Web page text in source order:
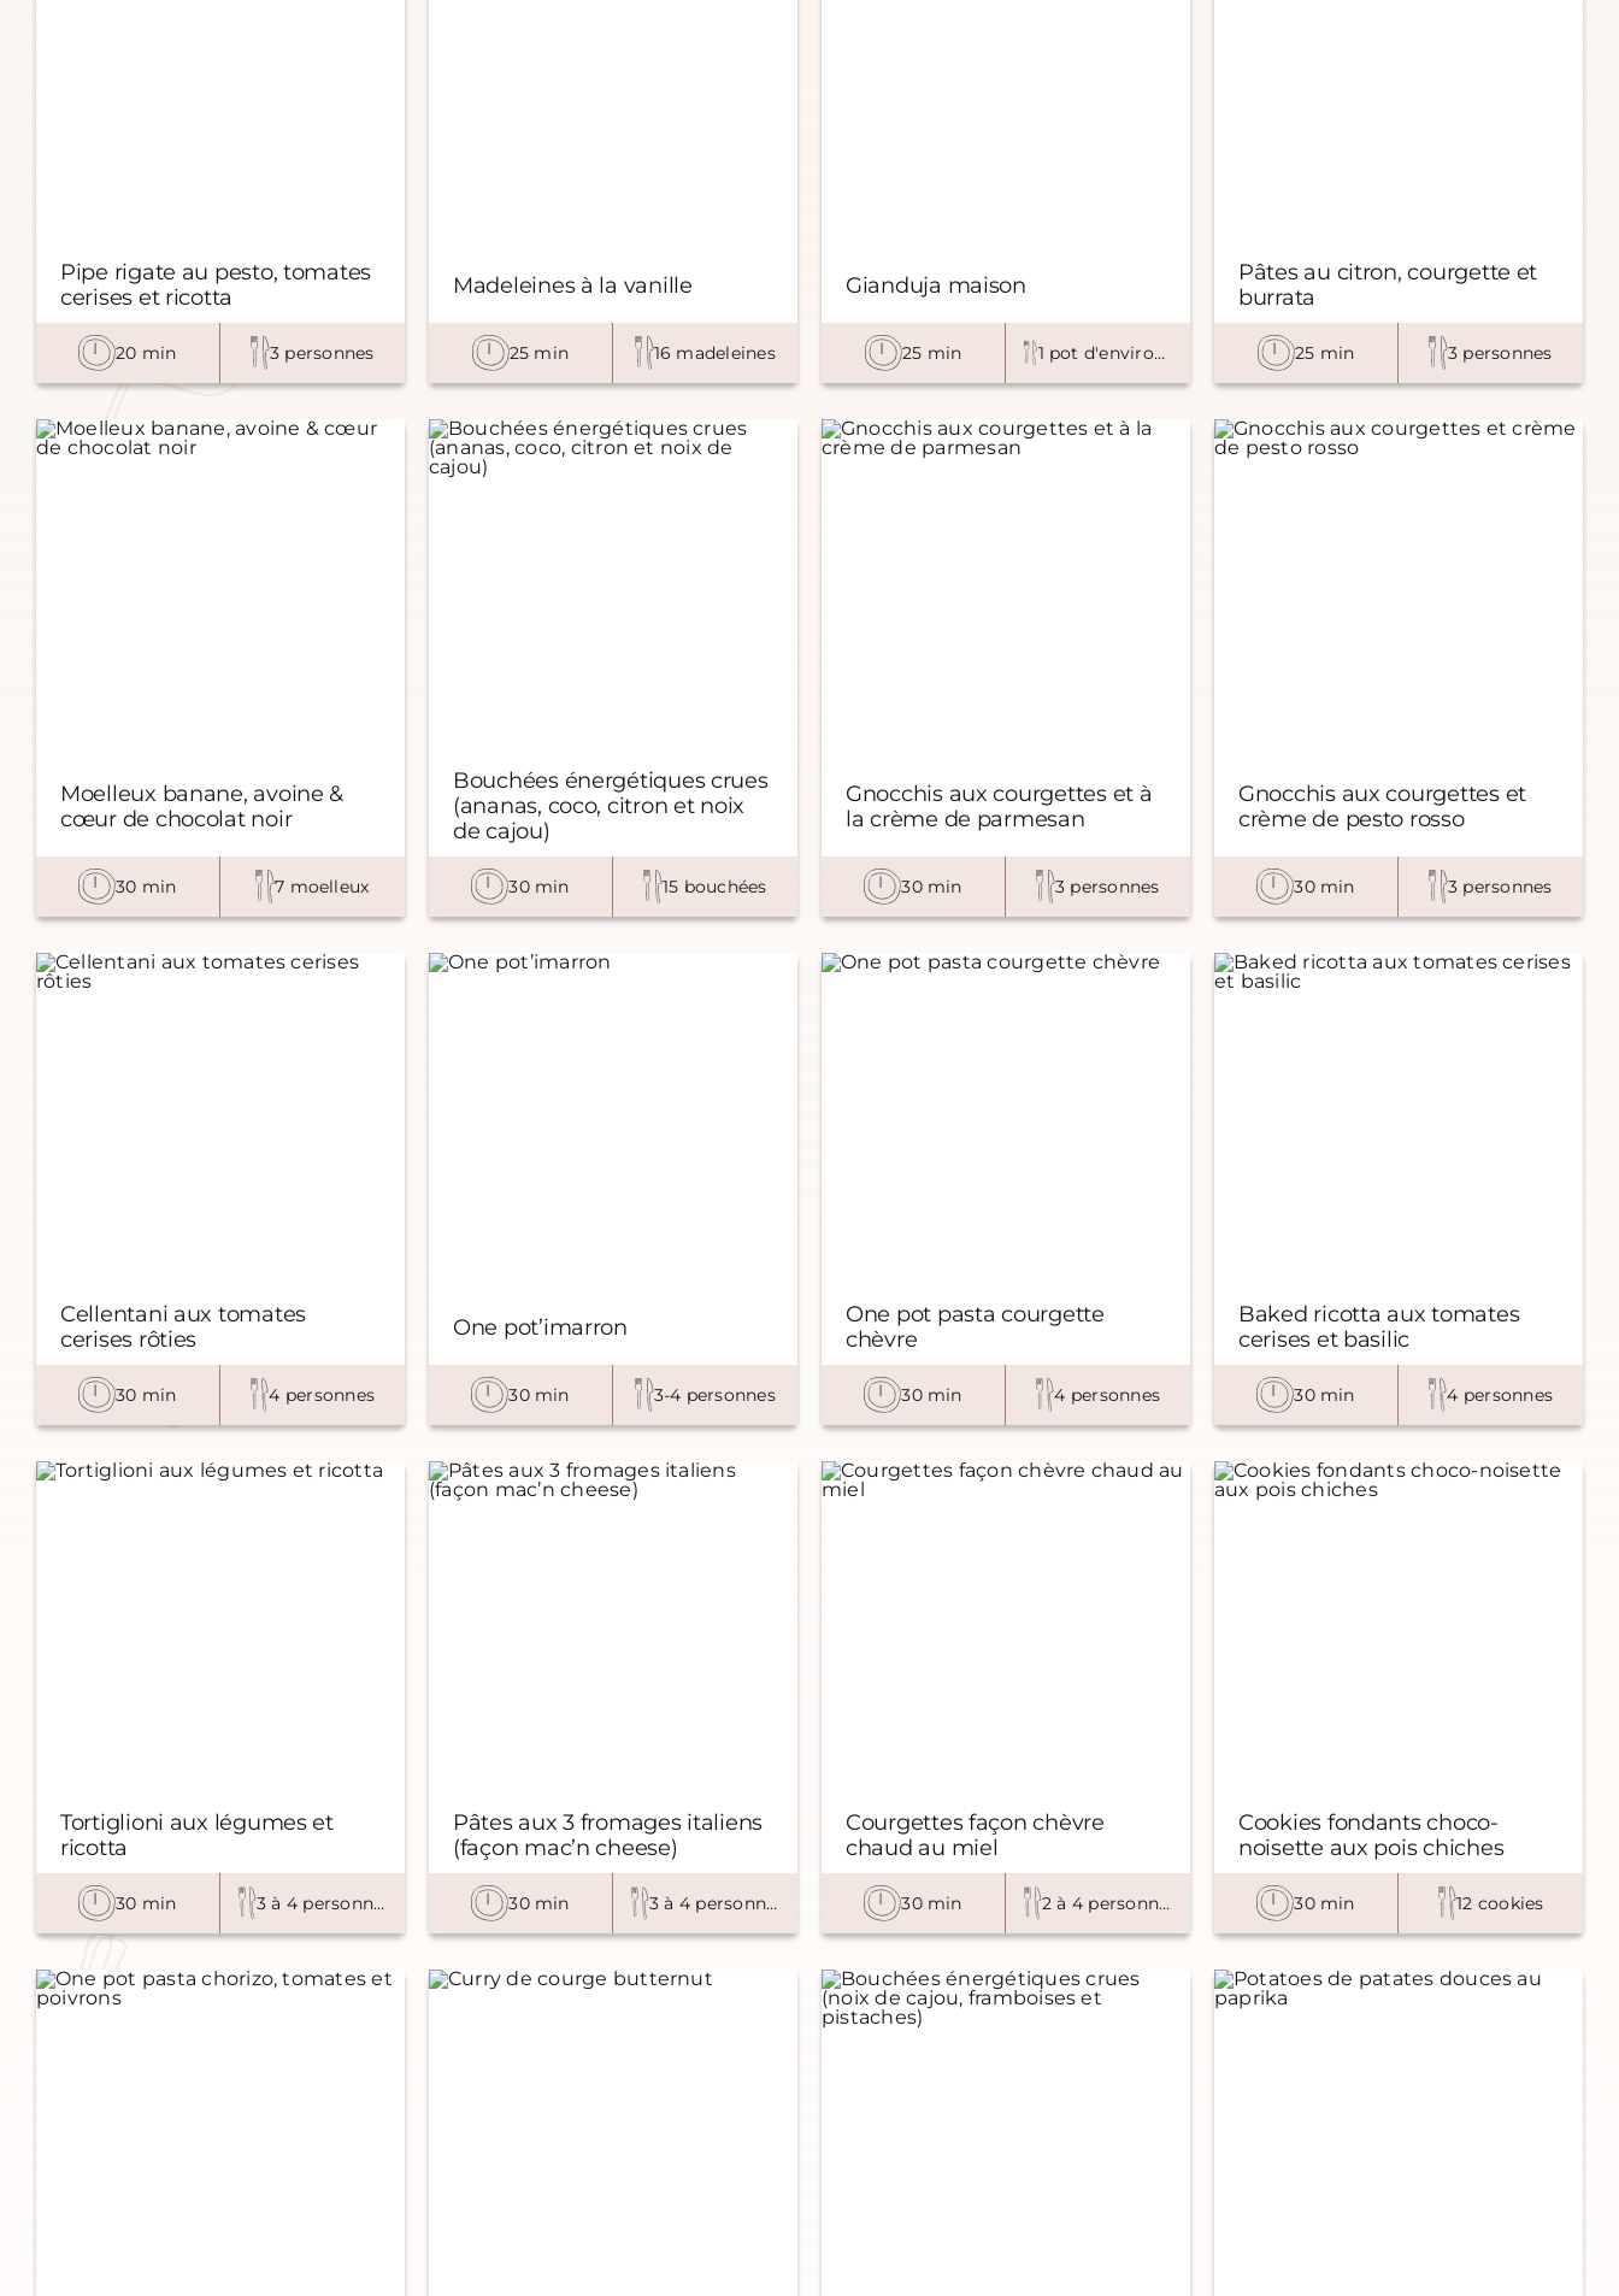
Pipe rigate au pesto, tomates
cerises et ricotta
20 min 3 personnes
Madeleines à la vanille
25 min 16 madeleines
Gianduja maison
25 min 1 pot d'environ 600 g
Pâtes au citron, courgette et
burrata
25 min 3 personnes
Moelleux banane, avoine &
cœur de chocolat noir
30 min 7 moelleux
Bouchées énergétiques crues
(ananas, coco, citron et noix
de cajou)
30 min 15 bouchées
Gnocchis aux courgettes et à
la crème de parmesan
30 min 3 personnes
Gnocchis aux courgettes et
crème de pesto rosso
30 min 3 personnes
Cellentani aux tomates
cerises rôties
30 min 4 personnes
One pot’imarron
30 min 3-4 personnes
One pot pasta courgette
chèvre
30 min 4 personnes
Baked ricotta aux tomates
cerises et basilic
30 min 4 personnes
Tortiglioni aux légumes et
ricotta
30 min 3 à 4 personnes
Pâtes aux 3 fromages italiens
(façon mac’n cheese)
30 min 3 à 4 personnes
Courgettes façon chèvre
chaud au miel
30 min 2 à 4 personnes
Cookies fondants choco-
noisette aux pois chiches
30 min 12 cookies